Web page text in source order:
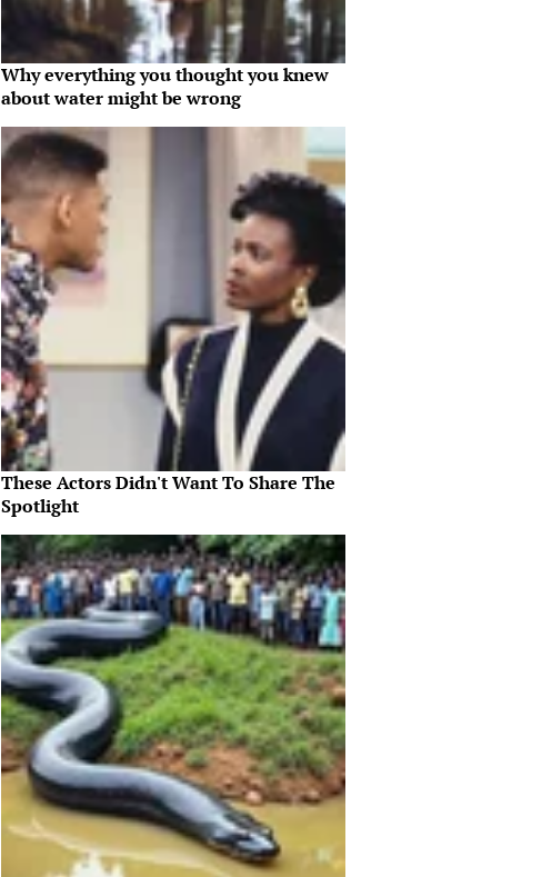
Why everything you thought you knew
about water might be wrong
These Actors Didn't Want To Share The
Spotlight